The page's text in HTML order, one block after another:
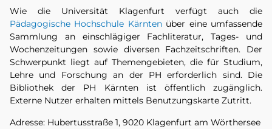
Wie die Universität Klagenfurt verfügt auch die
Pädagogische Hochschule Kärntenüber eine umfassende
Sammlung an einschlägiger Fachliteratur, Tages- und
Wochenzeitungen sowie diversen Fachzeitschriften. Der
Schwerpunkt liegt auf Themengebieten, die für Studium,
Lehre und Forschung an der PH erforderlich sind. Die
Bibliothek der PH Kärnten ist öffentlich zugänglich.
Externe Nutzer erhalten mittels Benutzungskarte Zutritt.
Adresse: Hubertusstraße 1, 9020 Klagenfurt am Wörthersee